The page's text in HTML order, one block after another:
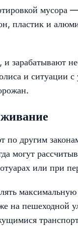
мусора
пластик и
зарабатывают
и ситуации с
по другим
могут
или при
на пешеходной